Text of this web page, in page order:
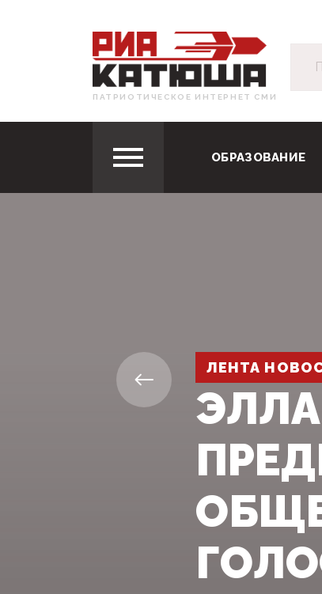
ПАТРИОТИЧЕСКОЕ ИНТЕРНЕТ СМИ
ОБРАЗОВАНИЕ
ЛЕНТА